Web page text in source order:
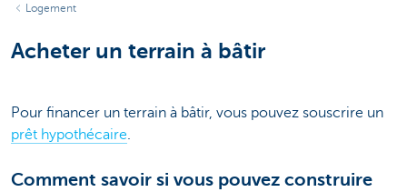
Logement
Acheter un terrain à bâtir
Pour financer un terrain à bâtir, vous pouvez souscrire un
prêt hypothécaire.
Comment savoir si vous pouvez construire